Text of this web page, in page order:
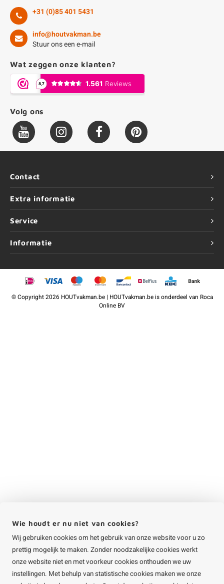
+31 (0)85 401 5431
info@houtvakman.be
Stuur ons een e-mail
Wat zeggen onze klanten?
Volg ons
Contact
Extra informatie
Service
Informatie
©Copyright2026 HOUTvakman.be | HOUTvakman.be is onderdeel van Roca
Online BV
Wie houdt er nu niet van cookies?
Wij gebruiken cookies om het gebruik van onze website voor u zo
prettig mogelijk te maken. Zonder noodzakelijke cookies werkt
onze website niet en met voorkeur cookies onthouden we uw
instellingen. Met behulp van statistische cookies maken we onze